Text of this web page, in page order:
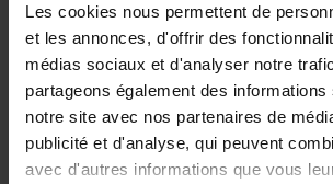
Les cookies nous permettent de
et les annonces, d'offrir des
médias sociaux et d'analyser notre
partageons également des
notre site avec nos partenaires de
publicité et d'analyse, qui peuvent
avec d'autres informations que vous
Building Bonds
Business
Jochen Roef Jozefien De
Couverture souple
2025
€29,99